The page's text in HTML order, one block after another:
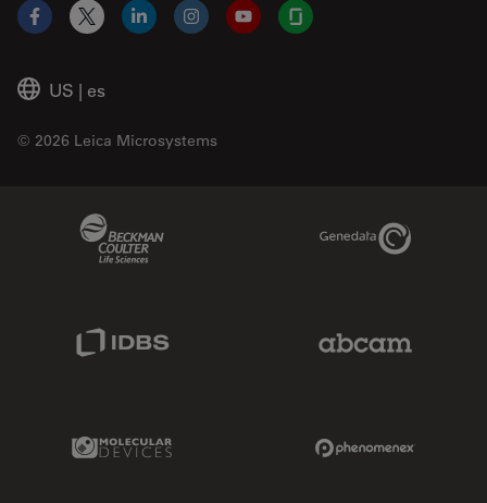
US | es
© 2026 Leica Microsystems
Facebook
X LinkedInInstagramYouTubeGlassdoor
Genedata Link
Molecular Devices Link